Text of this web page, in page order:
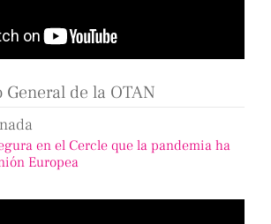
General de la OTAN
en el Cercle que la pandemia ha
Europea